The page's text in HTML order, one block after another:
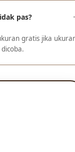
pas?
gratis jika